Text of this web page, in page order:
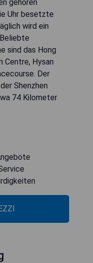
gehören
Uhr besetzte
wird ein
sind das Hong
Centre, Hysan
Der
Shenzhen
74 Kilometer